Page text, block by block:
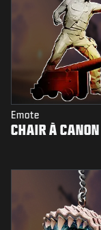
Emote
CHAIR À CANON